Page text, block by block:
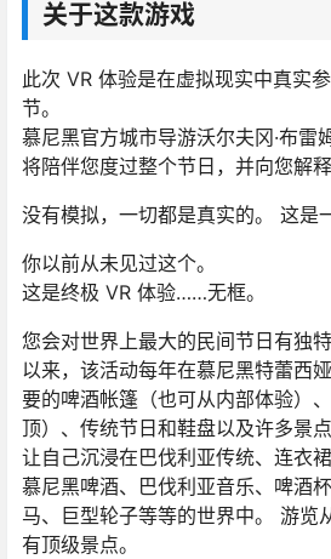
关于这款游戏
此次 VR 体验是在虚拟现实中真实
节。
慕尼黑官方城市导游沃尔夫冈·布
将陪伴您度过整个节日，并向您解释
没有模拟，一切都是真实的。 这是
你以前从未见过这个。
这是终极 VR 体验……无框。
您会对世界上最大的民间节日有独
以来，该活动每年在慕尼黑特蕾西
要的啤酒帐篷（也可从内部体验）
顶）、传统节日和鞋盘以及许多景
让自己沉浸在巴伐利亚传统、连衣
慕尼黑啤酒、巴伐利亚音乐、啤酒
马、巨型轮子等等的世界中。 游览
有顶级景点。